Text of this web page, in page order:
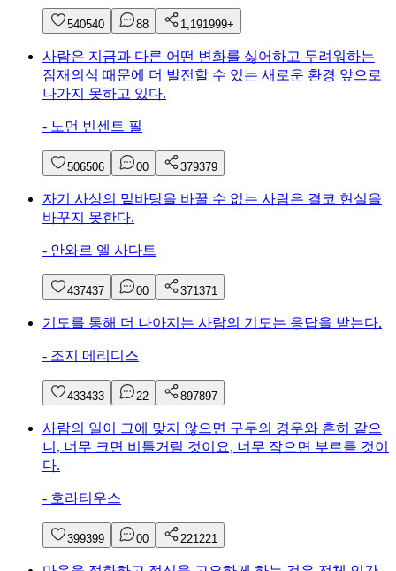
540540 88 1,191999+
사람은 지금과 다른 어떤 변화를 싫어하고 두려워하는
잠재의식 때문에 더 발전할 수 있는 새로운 환경 앞으로
나가지 못하고 있다.
- 노먼 빈센트 필
506506 00 379379
자기 사상의 밑바탕을 바꿀 수 없는 사람은 결코 현실을
바꾸지 못한다.
- 안와르 엘 사다트
437437 00 371371
기도를 통해 더 나아지는 사람의 기도는 응답을 받는다.
- 조지 메리디스
433433 22 897897
사람의 일이 그에 맞지 않으면 구두의 경우와 흔히 같으
니, 너무 크면 비틀거릴 것이요, 너무 작으면 부르틀 것이
다.
- 호라티우스
399399 00 221221